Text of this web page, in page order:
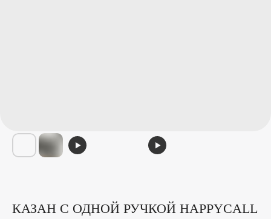
КАЗАН С ОДНОЙ РУЧКОЙ HAPPYCALL